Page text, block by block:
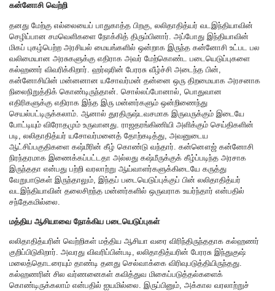
கன்னோசி வெற்றி
தனது மேற்கு எல்லையைப் பாதுகாத்த பிறகு, லலிதாதித்யர் வடஇந்தியாவின்
செழிப்பான சமவெளிகளை நோக்கித் திரும்பினார். அப்போது இந்தியாவின்
மிகப் புகழ்பெற்ற அரசியல் மையங்களில் ஒன்றாக இருந்த கன்னோசி உட்பட பல
வலிமையான அரசுகளுக்கு எதிராக அவர் மேற்கொண்ட படையெடுப்புகளை
கல்ஹணர் விவரிக்கிறார். ஹர்ஷரின் பேரரசு வீழ்ச்சி அடைந்த பின்,
கன்னோசியின் மன்னனான யசோவர்மன் தன்னை ஒரு திறமையாக அரசனாக
நிலைநிறுத்திக் கொண்டிருந்தான். சொல்லப்போனால், பொதுவான
எதிரிகளுக்கு எதிராக இந்த இரு மன்னர்களும் ஒன்றிணைந்து
செயல்பட்டிருக்கலாம். ஆனால் துரதிருஷ்டவசமாக இருவருக்கும் இடையே
போட்டியும் விரோதமும் உருவானது. ராஜதரங்கிணியி அளிக்கும் செய்திகளின்
படி, லலிதாதித்யர் யசோவர்மனைத் தோற்கடித்து, அவனுடைய
ஆட்சிப்பகுதிகளை கஷ்மீரின் கீழ் கொண்டு வந்தார். கன்னௌஜ் கன்னோசி
நிரந்தரமாக இணைக்கப்பட்டதா அல்லது கஷ்மீருக்குக் கீழ்ப்படிந்த அரசாக
இருந்ததா என்பது பற்றி வரலாற்று ஆய்வாளர்களுக்கிடையே கருத்து
வேறுபாடுகள் இருந்தாலும், இந்தப் படையெடுப்புக்குப் பின் லலிதாதித்யர்
வடஇந்தியாவின் தலைசிறந்த மன்னர்களில் ஒருவராக உயர்ந்தார் என்பதில்
சந்தேகமில்லை.
மத்திய ஆசியாவை நோக்கிய படையெடுப்புகள்
லலிதாதித்யரின் வெற்றிகள் மத்திய ஆசியா வரை விரிந்திருந்ததாக கல்ஹணர்
குறிப்பிடுகிறார். அவரது விவரிப்பின்படி, லலிதாதித்யரின் பேரரசு இந்துகுஷ்
மலைத்தொடரையும் தாண்டி தனது செல்வாக்கை விரிவுபடுத்தியிருந்தது.
கல்ஹணரின் சில வர்ணனைகள் கவித்துவ மிகைப்படுத்தல்களைக்
கொண்டிருக்கலாம் என்பதில் ஐயமில்லை. இருப்பினும், அக்கால வரலாற்றுச்